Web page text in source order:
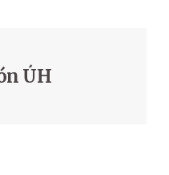
ÚH